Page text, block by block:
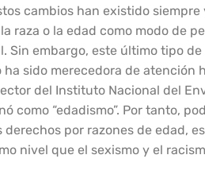
cambios han existido siempre
raza o la edad como modo de
Sin embargo, este último tipo de
sido merecedora de atención
del Instituto Nacional del
como “edadismo”. Por tanto,
por razones de edad,
nivel que el sexismo y el